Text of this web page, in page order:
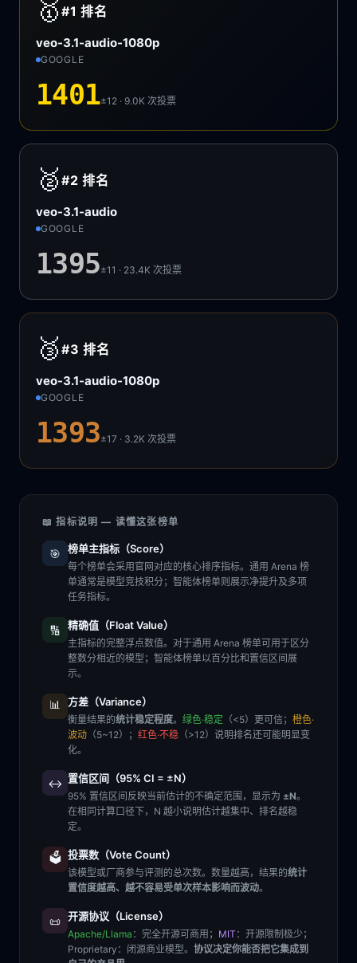
🥇 #1排名
veo-3.1-audio-1080p
GOOGLE
1401±12 · 9.0K次投票
🥈 #2排名
veo-3.1-audio
GOOGLE
1395±11 · 23.4K次投票
🥉 #3排名
veo-3.1-audio-1080p
GOOGLE
1393±17 · 3.2K次投票
📖 指标说明 — 读懂这张榜单
🎯 榜单主指标（Score）
每个榜单会采用官网对应的核心排序指标。通用 Arena 榜
单通常是模型竞技积分；智能体榜单则展示净提升及多项
任务指标。
🔢 精确值（Float Value）
主指标的完整浮点数值。对于通用 Arena 榜单可用于区分
整数分相近的模型；智能体榜单以百分比和置信区间展
示。
📊 方差（Variance）
衡量结果的统计稳定程度。 绿色·稳定 （<5）更可信； 橙色·
波动 （5~12）； 红色·不稳 （>12）说明排名还可能明显变
化。
↔️ 置信区间（95% CI = ±N）
95% 置信区间反映当前估计的不确定范围，显示为 ±N。
在相同计算口径下，N 越小说明估计越集中、排名越稳
定。
🗳️ 投票数（Vote Count）
该模型或厂商参与评测的总次数。数量越高，结果的统计
置信度越高、越不容易受单次样本影响而波动。
📜 开源协议（License）
Apache/Llama ：完全开源可商用； MIT ：开源限制极少；
Proprietary ：闭源商业模型。 协议决定你能否把它集成到